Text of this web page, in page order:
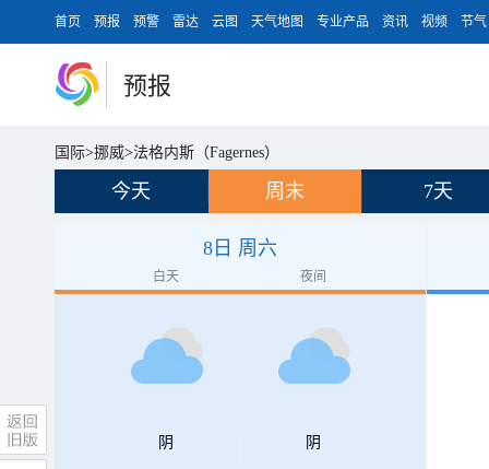
首页 预报 预警 雷达 云图 天气地图 专业产品 资讯 视频 节气
预报
国际>挪威>法格内斯（Fagernes）
今天 周末 7天
8日 周六
白天 夜间
阴 阴